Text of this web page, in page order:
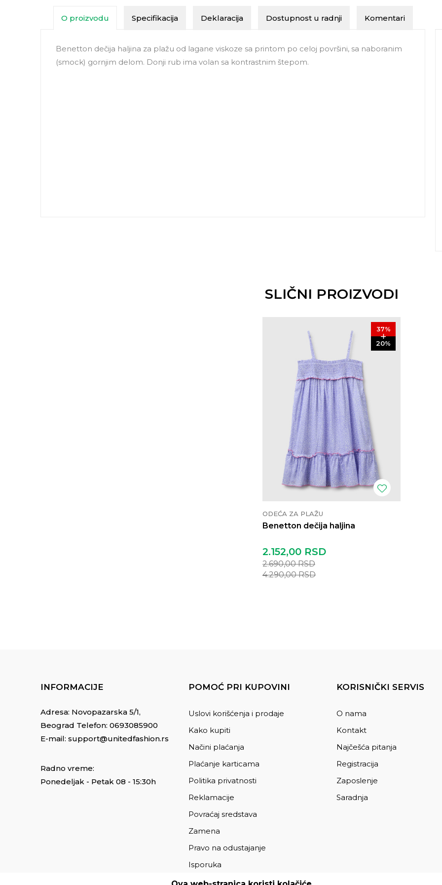
O proizvodu Specifikacija Deklaracija Dostupnost u radnji Komentari
Benetton dečija haljina za plažu od lagane viskoze sa printom po celoj površini, sa naboranim
(smock) gornjim delom. Donji rub ima volan sa kontrastnim štepom.
SLIČNI PROIZVODI
37%
20%
ODEĆA ZA PLAŽU
Benetton dečija haljina
2.152,00 RSD
2.690,00RSD
4.290,00RSD
INFORMACIJE
Adresa: Novopazarska 5/1,
Beograd Telefon: 0693085900
E-mail: support@unitedfashion.rs
Radno vreme:
Ponedeljak - Petak 08 - 15:30h
POMOĆ PRI KUPOVINI
Uslovi korišćenja i prodaje
Kako kupiti
Načini plaćanja
Plaćanje karticama
Politika privatnosti
Reklamacije
Povraćaj sredstava
Zamena
Pravo na odustajanje
Isporuka
KORISNIČKI SERVIS
O nama
Kontakt
Najčešća pitanja
Registracija
Zaposlenje
Saradnja